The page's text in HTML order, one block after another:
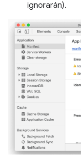
ignorarán).